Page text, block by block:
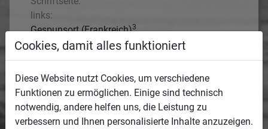
links:
Gespunsort (Frankreich)3
7 12 14
Euer Hochwürden
Herr Pfarrer Gebhardt!
Erlaube mir hiermit
aus den Feindeslande besten
Grusse zu senden, begleiten
Cookies, damit alles funktioniert
Diese Website nutzt Cookies, um verschiedene
Funktionen zu ermöglichen. Einige sind technisch
notwendig, andere helfen uns, die Leistung zu
verbessern und Ihnen personalisierte Inhalte anzuzeigen.